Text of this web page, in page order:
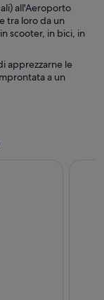
all'Aeroporto
tra loro da un
scooter, in bici, in
apprezzarne le
a un